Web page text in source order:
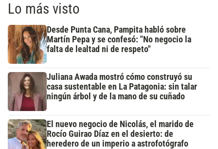
Lo más visto
Desde Punta Cana, Pampita habló sobre
Martín Pepa y se confesó: "No negocio la
falta de lealtad ni de respeto"
Juliana Awada mostró cómo construyó su
casa sustentable en La Patagonia: sin talar
ningún árbol y de la mano de su cuñado
El nuevo negocio de Nicolás, el marido de
Rocío Guirao Díaz en el desierto: de
heredero de un imperio a astrofotógrafo